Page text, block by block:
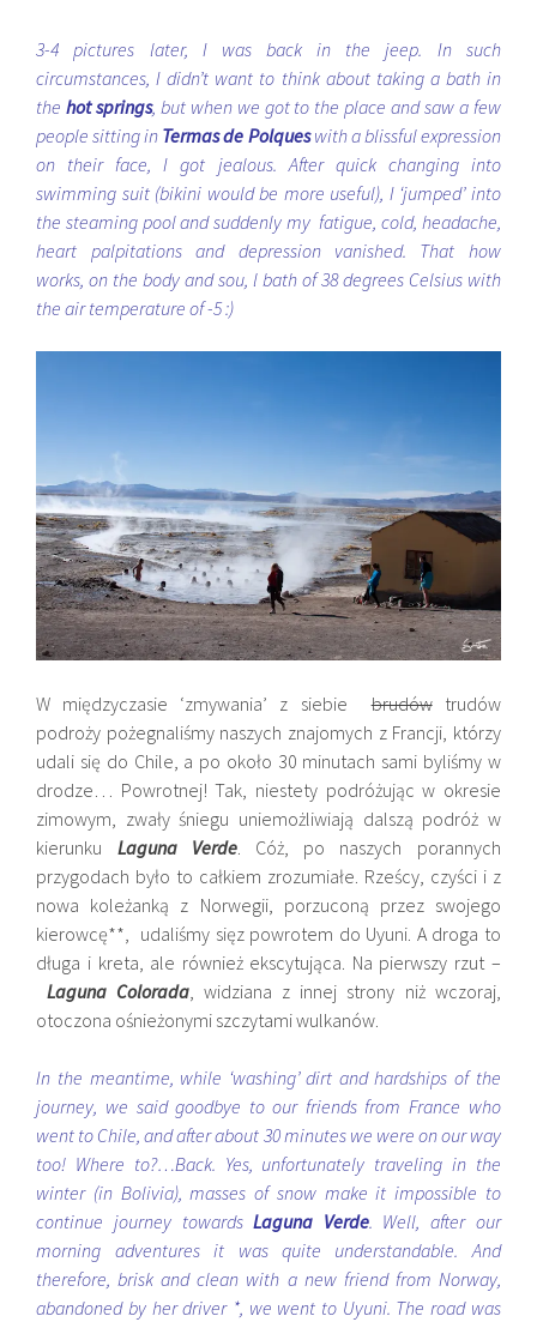
3-4 pictures later, I was back in the jeep. In such
circumstances, I didn’t want to think about taking a bath in
thehot springs, but when we got to the place and saw a few
people sitting in Termas de Polqueswith a blissful expression
on their face, I got jealous. After quick changing into
swimming suit (bikini would be more useful), I ‘jumped’ into
the steaming pool and suddenly my fatigue, cold, headache,
heart palpitations and depression vanished. That how
works, on the body and sou, l bath of 38 degrees Celsius with
the air temperature of -5 :)
W międzyczasie ‘zmywania’ z siebiebrudówtrudów
podroży pożegnaliśmy naszych znajomych z Francji, którzy
udali się do Chile, a po około 30 minutach sami byliśmy w
drodze… Powrotnej! Tak, niestety podróżując w okresie
zimowym, zwały śniegu uniemożliwiają dalszą podróż w
kierunku Laguna Verde. Cóż, po naszych porannych
przygodach było to całkiem zrozumiałe. Rześcy, czyści i z
nowa koleżanką z Norwegii, porzuconą przez swojego
kierowcę**, udaliśmy sięz powrotem do Uyuni. A droga to
długa i kreta, ale również ekscytująca. Na pierwszy rzut –
Laguna Colorada, widziana z innej strony niż wczoraj,
otoczona ośnieżonymi szczytami wulkanów.
In the meantime, while ‘washing’ dirt and hardships of the
journey, we said goodbye to our friends from France who
went to Chile, and after about 30 minutes we were on our way
too! Where to?…Back. Yes, unfortunately traveling in the
winter (in Bolivia), masses of snow make it impossible to
continue journey towardsLaguna Verde. Well, after our
morning adventures it was quite understandable. And
therefore, brisk and clean with a new friend from Norway,
abandoned by her driver *, we went to Uyuni. The road was